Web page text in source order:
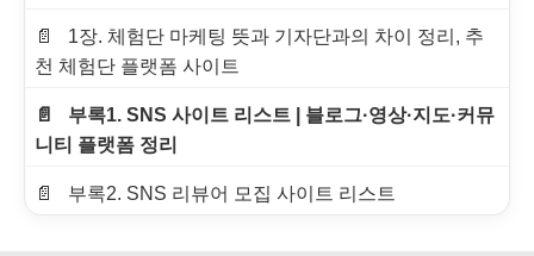
1장. 체험단 마케팅 뜻과 기자단과의 차이 정리, 추
천 체험단 플랫폼 사이트
부록1. SNS 사이트 리스트 | 블로그·영상·지도·커뮤
니티 플랫폼 정리
부록2. SNS 리뷰어 모집 사이트 리스트